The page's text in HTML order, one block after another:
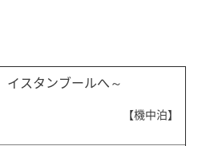
イスタンブールへ～
【機中泊】